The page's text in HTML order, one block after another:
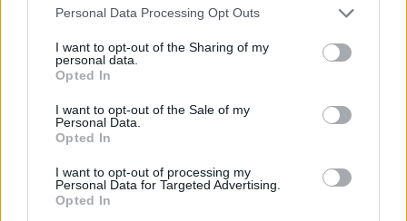
Personal Data Processing Opt Outs
I want to opt-out of the Sharing of my
personal data.
Opted In
I want to opt-out of the Sale of my
Personal Data.
Opted In
I want to opt-out of processing my
Personal Data for Targeted Advertising.
Opted In
Διευκρινίσεις για την αμοιβή των
αργία του Δεκαπενταύγουστου παρέχει
η ΓΣΕΕ. Μέσω του Κέντρου
Μυστράς ‑πτώμα σε
καταψύκτη: Σε παθολογικά
ΣΉΜΕΡΑ